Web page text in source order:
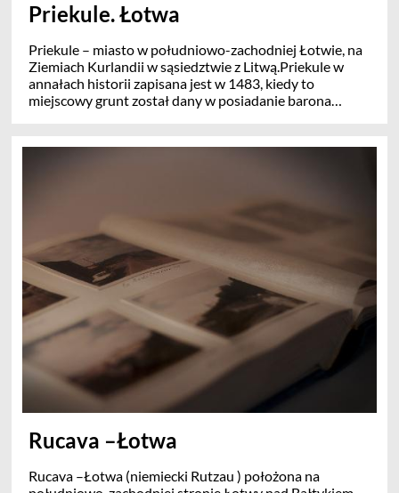
Priekule. Łotwa
Priekule – miasto w południowo-zachodniej Łotwie, na
Ziemiach Kurlandii w sąsiedztwie z Litwą.Priekule w
annałach historii zapisana jest w 1483, kiedy to
miejscowy grunt został dany w posiadanie barona
uznane są dzisiaj za narodowy zabytek architektury.
miasto było sceną krwawych walk w której zginęło 23
Rucava –Łotwa
Rucava –Łotwa (niemiecki Rutzau ) położona na